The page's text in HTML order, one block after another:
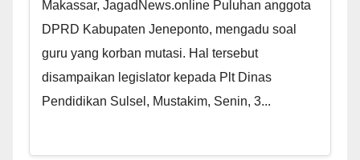
Makassar, JagadNews.online Puluhan anggota
DPRD Kabupaten Jeneponto, mengadu soal
guru yang korban mutasi. Hal tersebut
disampaikan legislator kepada Plt Dinas
Pendidikan Sulsel, Mustakim, Senin, 3...